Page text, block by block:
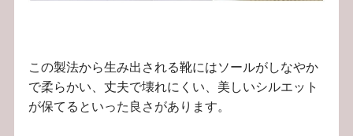
この製法から生み出される靴にはソールがしなやか
で柔らかい、丈夫で壊れにくい、美しいシルエット
が保てるといった良さがあります。